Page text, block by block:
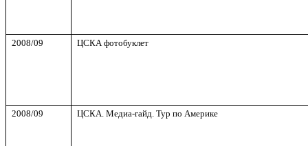
2008/09 ЦСКА фотобуклет
2008/09 ЦСКА. Медиа-гайд. Тур по Америке